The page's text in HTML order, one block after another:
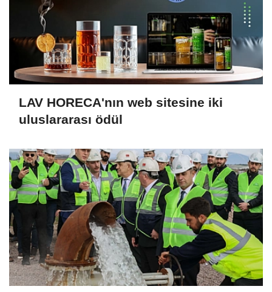
LAV HORECA'nın web sitesine iki
uluslararası ödül